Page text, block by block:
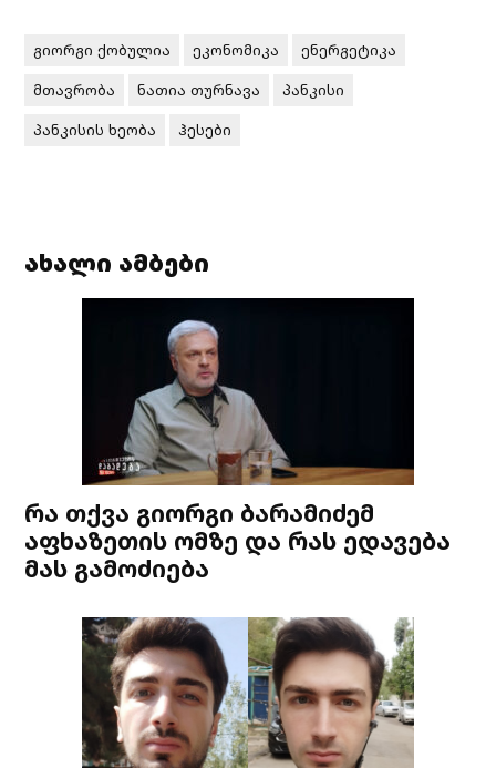
გიორგი ქობულია ეკონომიკა
ენერგეტიკა
მთავრობა
ნათია თურნავა
პანკისი
პანკისის ხეობა
ჰესები
ახალი ამბები
რა თქვა გიორგი ბარამიძემ
აფხაზეთის ომზე და რას ედავება
მას გამოძიება